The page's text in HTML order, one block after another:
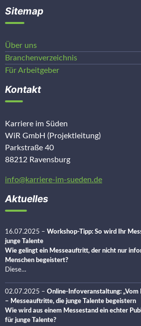
Sitemap
Über uns
Branchenverzeichnis
Für Arbeitgeber
Kontakt
Karriere im Süden
WiR GmbH (Projektleitung)
Parkstraße 40
88212 Ravensburg
info@karriere-im-sueden.de
Aktuelles
16.07.2025 – Workshop-Tipp: So wird Ihr
junge Talente
Wie gelingt ein Messeauftritt, der nicht nur
Menschen begeistert?
Diese…
02.07.2025 – Online-Infoveranstaltung: „Vom
– Messeauftritte, die junge Talente begeistern
Wie wird aus einem Messestand ein echter
für junge Talente?